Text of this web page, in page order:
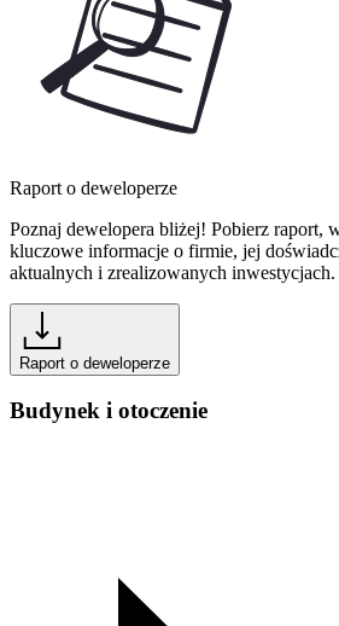
Raport o deweloperze
Poznaj dewelopera bliżej! Pobierz raport,
kluczowe informacje o firmie, jej
aktualnych i zrealizowanych inwestycjach.
Raport o deweloperze
Budynek i otoczenie